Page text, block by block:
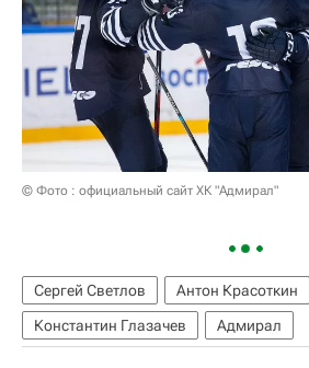
© Фото : официальный сайт ХК "Адмирал"
Сергей Светлов
Антон Красоткин
Константин Глазачев
Адмирал